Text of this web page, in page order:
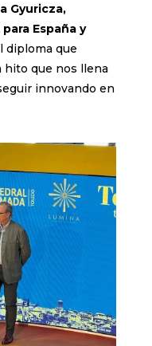
Gyuricza,
para España y
diploma que
hito que nos llena
innovando en